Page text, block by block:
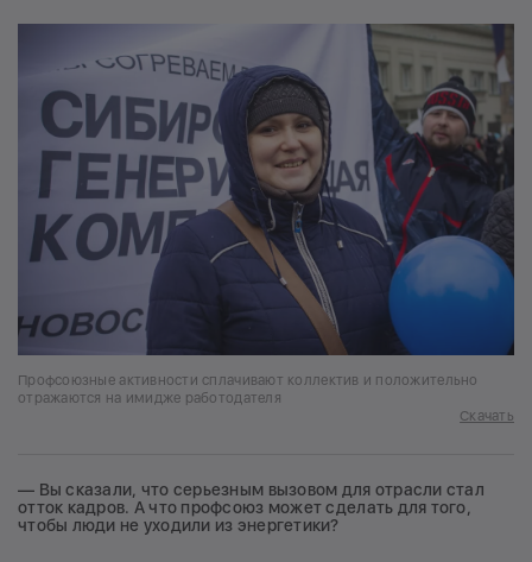
Профсоюзные активности сплачивают коллектив и положительно
отражаются на имидже работодателя
Скачать
— Вы сказали, что серьезным вызовом для отрасли стал
отток кадров. А что профсоюз может сделать для того,
чтобы люди не уходили из энергетики?